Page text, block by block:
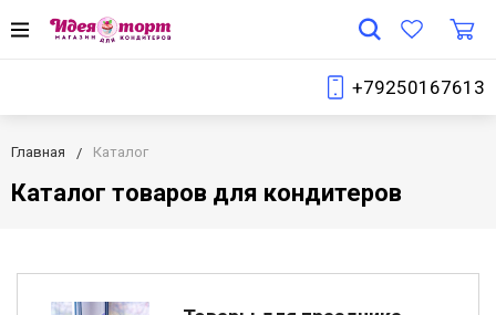
+79250167613
Главная Каталог
Каталог товаров для кондитеров